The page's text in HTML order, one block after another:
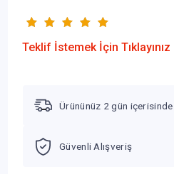
Teklif İstemek İçin Tıklayınız
Ürününüz 2 gün
Güvenli Alışveriş